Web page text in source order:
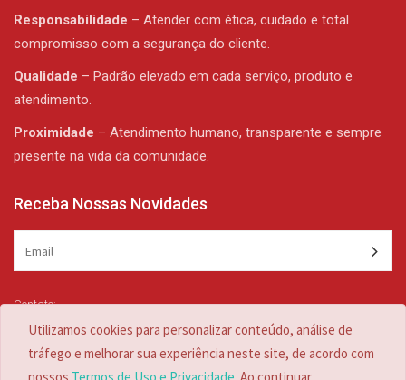
Responsabilidade – Atender com ética, cuidado e total
compromisso com a segurança do cliente.
Qualidade – Padrão elevado em cada serviço, produto e
atendimento.
Proximidade – Atendimento humano, transparente e sempre
presente na vida da comunidade.
Receba Nossas Novidades
Contato:
(47) 3344-1839 /
(47) 3344-1839
zulian@zulian.com.br
Utilizamos cookies para personalizar conteúdo, análise de
tráfego e melhorar sua experiência neste site, de acordo com